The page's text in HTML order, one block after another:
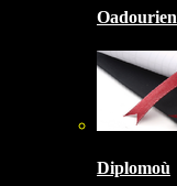
Oadourien
Diplomoù